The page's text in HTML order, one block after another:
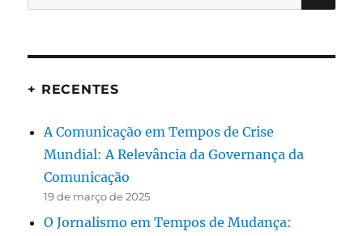
por:
+ RECENTES
A Comunicação em Tempos de Crise
Mundial: A Relevância da Governança da
Comunicação
19 de março de 2025
O Jornalismo em Tempos de Mudança: